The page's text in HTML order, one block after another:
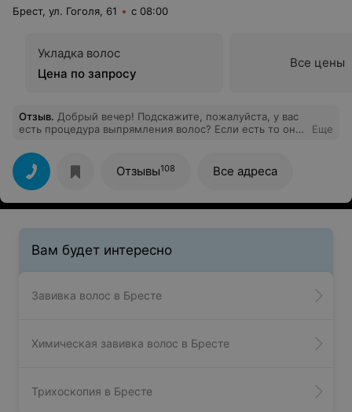
Брест, ул. Гоголя, 61 с 08:00
Укладка волос
Цена по запросу
Все цены
Отзыв. Добрый вечер! Подскажите, пожалуйста, у вас
есть процедура выпрямления волос? Если есть то оно
сколько стоит эта процедура на длинные волосы.
Спасибо!
Еще
Отзывы108 Все адреса
Вам будет интересно
Завивка волос в Бресте
Химическая завивка волос в Бресте
Трихоскопия в Бресте